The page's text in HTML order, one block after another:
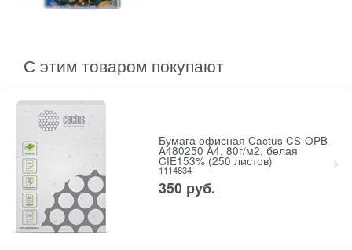
С этим товаром покупают
Бумага офисная Cactus CS-OPB-
A480250 A4, 80г/м2, белая
CIE153% (250 листов)
1114834
350 руб.